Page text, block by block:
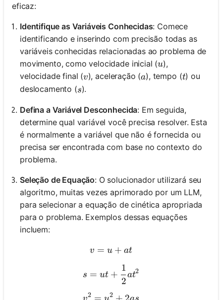
eficaz:
Identifique as Variáveis Conhecidas: Comece
identificando e inserindo com precisão todas as
variáveis conhecidas relacionadas ao problema de
movimento, como velocidade inicial (u
u),
velocidade final (v
v), aceleração (a
a), tempo (t
t) ou
deslocamento (s
s).
Defina a Variável Desconhecida: Em seguida,
determine qual variável você precisa resolver. Esta
é normalmente a variável que não é fornecida ou
precisa ser encontrada com base no contexto do
problema.
Seleção de Equação: O solucionador utilizará seu
algoritmo, muitas vezes aprimorado por um LLM,
para selecionar a equação de cinética apropriada
para o problema. Exemplos dessas equações
incluem:
v = u + at
v = u + at
s = ut + \frac{1}{2}at^2
s = ut +
2
1
at2
2 2